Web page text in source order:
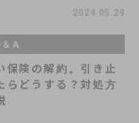
2024.05.29
＆A
保険の解約。引き止
らどうする？対処方